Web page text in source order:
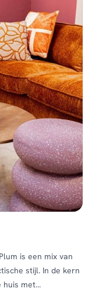
is een mix van
stijl. In de kern
huis met